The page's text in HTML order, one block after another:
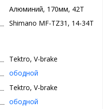
Алюминий, 170мм, 42Т
Shimano MF-TZ31, 14-34Т
Tektro, V-brake
ободной
Tektro, V-brake
ободной